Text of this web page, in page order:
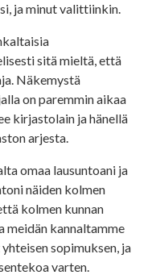
ja minut valittiinkin.
sitä mieltä, että
Näkemystä
on paremmin aikaa
kirjastolain ja hänellä
arjesta.
omaa lausuntoani ja
näiden kolmen
kolmen kunnan
meidän kannaltamme
sopimuksen, ja
varten.